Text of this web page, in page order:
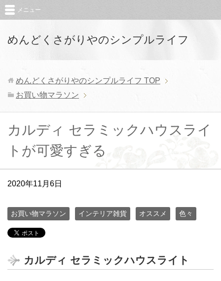
めんどくさがりやのシンプルライフ
メニュー
めんどくさがりやのシンプルライフ TOP
お買い物マラソン
カルディ セラミックハウスライ
トが可愛すぎる
2020年11月6日
お買い物マラソン インテリア雑貨 オススメ 色々
カルディ セラミックハウスライト